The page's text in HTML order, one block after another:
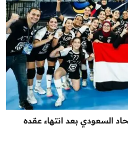
السعودي بعد انتهاء عقده